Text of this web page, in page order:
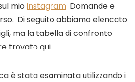
mio instagram
  Domande e
Di seguito abbiamo elencato
ma la tabella di confronto
trovato qui.
è stata esaminata utilizzando i